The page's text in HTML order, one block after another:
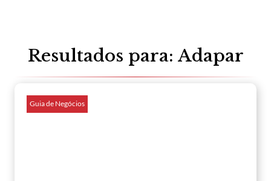
Resultados para: Adapar
Guia de Negócios